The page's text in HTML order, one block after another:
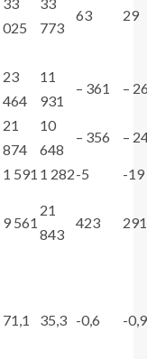
025
773
63 29
23
464
11
931
– 361 –
21
874
10
648
– 356 –
1 591 1 282-5
-19
9 561
21
843
423 291
71,1 35,3 -0,6 -0,9